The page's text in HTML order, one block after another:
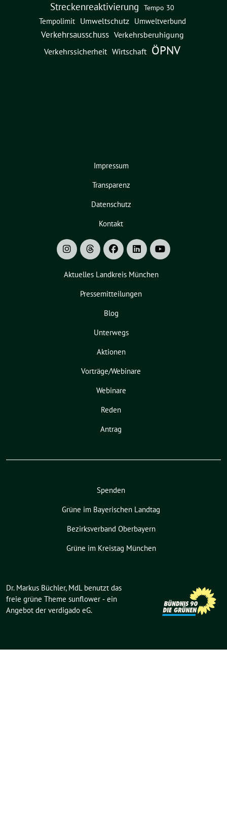
Streckenreaktivierung Tempo 30
Tempolimit Umweltschutz Umweltverbund
Verkehrsausschuss Verkehrsberuhigung
Verkehrssicherheit Wirtschaft ÖPNV
Impressum
Transparenz
Datenschutz
Kontakt
Aktuelles Landkreis München
Pressemitteilungen
Blog
Unterwegs
Aktionen
Vorträge/Webinare
Webinare
Reden
Antrag
Spenden
Grüne im Bayerischen Landtag
Bezirksverband Oberbayern
Grüne im Kreistag München
Dr. Markus Büchler, MdL benutzt das
freie grüne Theme sunflower ‐ ein
Angebot der verdigado eG.